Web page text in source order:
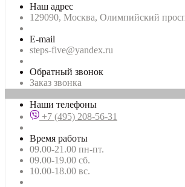
Наш адрес
129090, Москва, Олимпийский
E-mail
steps-five@yandex.ru
Обратный звонок
Заказ звонка
Наши телефоны
+7 (495) 208-56-31
Время работы
09.00-21.00 пн-пт.
09.00-19.00 сб.
10.00-18.00 вс.